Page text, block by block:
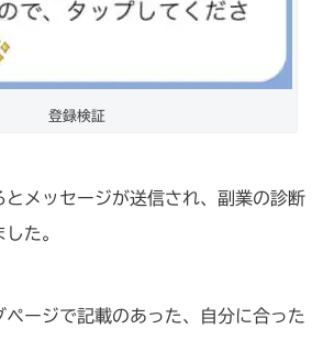
登録検証
とメッセージが送信され、副業の診断
た。
ページで記載のあった、自分に合った